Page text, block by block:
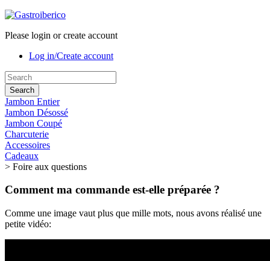
Please login or create account
Log in/Create account
Search
Jambon Entier
Jambon Désossé
Jambon Coupé
Charcuterie
Accessoires
Cadeaux
> Foire aux questions
Comment ma commande est-elle préparée ?
Comme une image vaut plus que mille mots, nous avons réalisé une
petite vidéo: